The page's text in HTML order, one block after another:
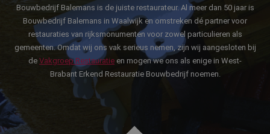
OVER ONS
PROJECTEN
BLOG
Bouwbedrijf Balemans is de juiste restaurateur. Al meer dan 50 jaar is
Bouwbedrijf Balemans in Waalwijk en omstreken dé partner voor
restauraties van rijksmonumenten voor zowel particulieren als
gemeenten. Omdat wij ons vak serieus nemen, zijn wij aangesloten bij
de Vakgroep Restauratie en mogen we ons als enige in West-
Brabant Erkend Restauratie Bouwbedrijf noemen.